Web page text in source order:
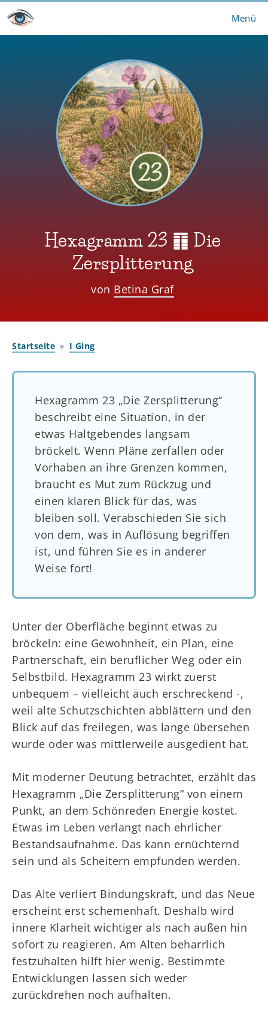
Zum
Inhalt
Menü
Hexagramm 23 ䷖ Die
Zersplitterung
von Betina Graf
Startseite I Ging
Hexagramm 23 „Die Zersplitterung“
beschreibt eine Situation, in der
etwas Haltgebendes langsam
bröckelt. Wenn Pläne zerfallen oder
Vorhaben an ihre Grenzen kommen,
braucht es Mut zum Rückzug und
einen klaren Blick für das, was
bleiben soll. Verabschieden Sie sich
von dem, was in Auflösung begriffen
ist, und führen Sie es in anderer
Weise fort!
Unter der Oberfläche beginnt etwas zu
bröckeln: eine Gewohnheit, ein Plan, eine
Partnerschaft, ein beruflicher Weg oder ein
Selbstbild. Hexagramm 23 wirkt zuerst
unbequem – vielleicht auch erschreckend -,
weil alte Schutzschichten abblättern und den
Blick auf das freilegen, was lange übersehen
wurde oder was mittlerweile ausgedient hat.
Mit moderner Deutung betrachtet, erzählt das
Hexagramm „Die Zersplitterung“ von einem
Punkt, an dem Schönreden Energie kostet.
Etwas im Leben verlangt nach ehrlicher
Bestandsaufnahme. Das kann ernüchternd
sein und als Scheitern empfunden werden.
Das Alte verliert Bindungskraft, und das Neue
erscheint erst schemenhaft. Deshalb wird
innere Klarheit wichtiger als nach außen hin
sofort zu reagieren. Am Alten beharrlich
festzuhalten hilft hier wenig. Bestimmte
Entwicklungen lassen sich weder
zurückdrehen noch aufhalten.